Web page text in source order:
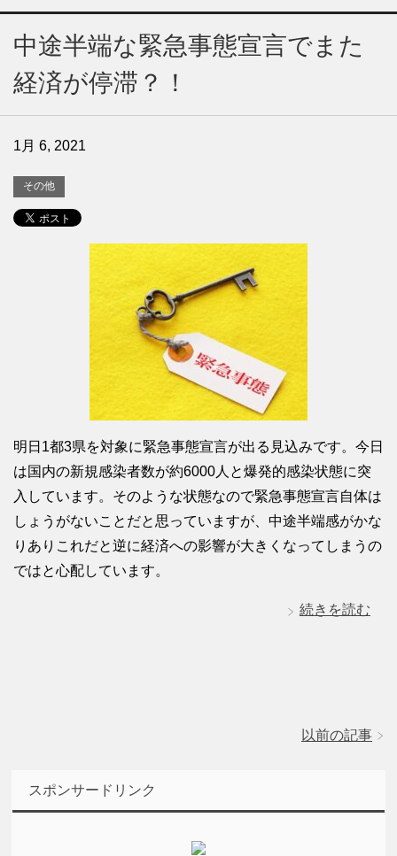
中途半端な緊急事態宣言でまた
経済が停滞？！
1月 6, 2021
その他
明日1都3県を対象に緊急事態宣言が出る見込みです。今日
は国内の新規感染者数が約6000人と爆発的感染状態に突
入しています。そのような状態なので緊急事態宣言自体は
しょうがないことだと思っていますが、中途半端感がかな
りありこれだと逆に経済への影響が大きくなってしまうの
ではと心配しています。
続きを読む
以前の記事
スポンサードリンク